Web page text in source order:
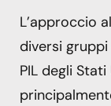
L’approccio
diversi
PIL degli